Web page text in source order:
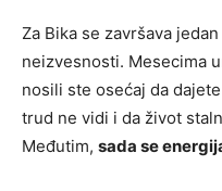
Za Bika se završava
neizvesnosti. Mesecima
nosili ste osećaj da
trud ne vidi i da život
Međutim, sada se